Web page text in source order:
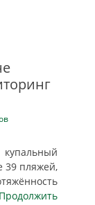
купальный
39 пляжей,